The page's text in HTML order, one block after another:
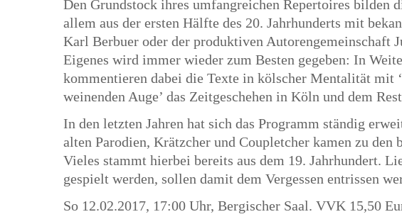
Den Grundstock ihres umfangreichen Repertoires bilden
allem aus der ersten Hälfte des 20. Jahrhunderts mit
Karl Berbuer oder der produktiven Autorengemeinschaft
Eigenes wird immer wieder zum Besten gegeben: In
kommentieren dabei die Texte in kölscher Mentalität mit
weinenden Auge’ das Zeitgeschehen in Köln und dem
In den letzten Jahren hat sich das Programm ständig
alten Parodien, Krätzcher und Coupletcher kamen zu den
Vieles stammt hierbei bereits aus dem 19. Jahrhundert.
gespielt werden, sollen damit dem Vergessen entrissen
So 12.02.2017, 17:00 Uhr, Bergischer Saal. VVK 15,50